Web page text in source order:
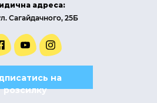
адреса:
Сагайдачного, 25Б
на
розсилку